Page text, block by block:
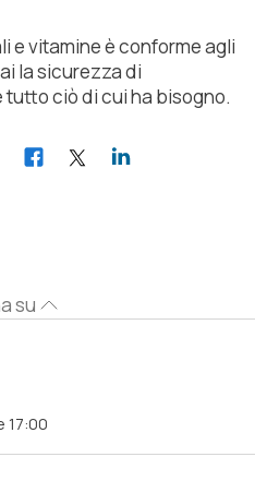
e vitamine è conforme agli
la sicurezza di
ciò di cui ha bisogno.
su
17:00